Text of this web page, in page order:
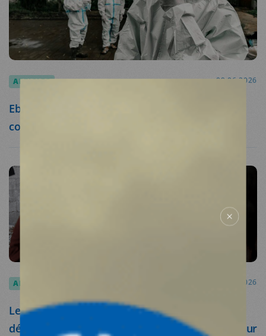
MDM
SUR LE TERRAIN
ACTUALITÉS
NOUS SOUTENIR
RESSOURCES
ESPACE DONATEURS
COMITÉ DES DONATEURS
ESPACE PRESSE
NOS PARTENAIRES
ARTICLES 09.06.2026
Ebola en RDC: co-construire la réponse avec les
communautés pour endiguer l’épidémie
ARTICLES 27.03.2026
Les organisations humanitaires réaffirment leur
décision de poursuivre leur recours devant la Cour